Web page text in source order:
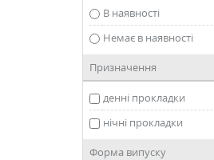
В наявності
Немає в наявності
Призначення
денні прокладки
нічні прокладки
Форма випуску